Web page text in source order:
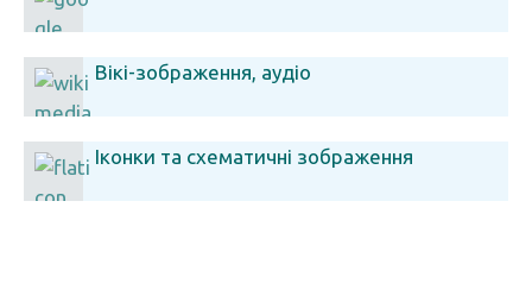
Вікі-зображення, аудіо
Іконки та схематичні зображення